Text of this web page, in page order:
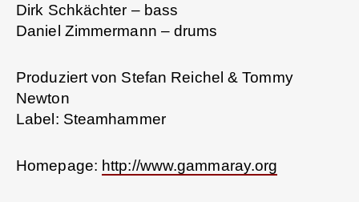
Dirk Schkächter – bass
Daniel Zimmermann – drums
Produziert von Stefan Reichel & Tommy
Newton
Label: Steamhammer
Homepage: http://www.gammaray.org